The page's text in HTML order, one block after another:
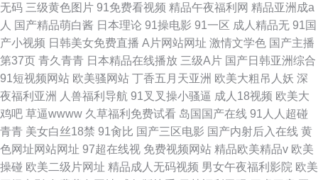
无码 三级黄色图片 91免费看视频 精品午夜福利网 精品亚洲成a
人 国产精品萌白酱 日本理论 91操电影 91一区 成人精品无 91国
产小视频 日韩美女免费直播 A片网站网址 激情文学色 国产主播
第37页 青久青青 日本精品在线播放 三级A片 国产日韩亚洲综合
91短视频网站 欧美骚网站 丁香五月天亚洲 欧美大粗吊人妖 深
夜福利亚洲
人兽福利导航 91叉叉操小骚逼 成人18视频 欧美大
鸡吧 草逼wwww 久草福利免费试看 岛国国产在线 91人人超碰
青青 美女白丝18禁 91肏比 国产三区电影 国产内射后入在线 黄
色网址网站网址 97超在线视 免费视频网站 精品欧美精品v 欧美
操碰 欧美二级片网址 精品成人无码视频 男女午夜福利影院 欧美